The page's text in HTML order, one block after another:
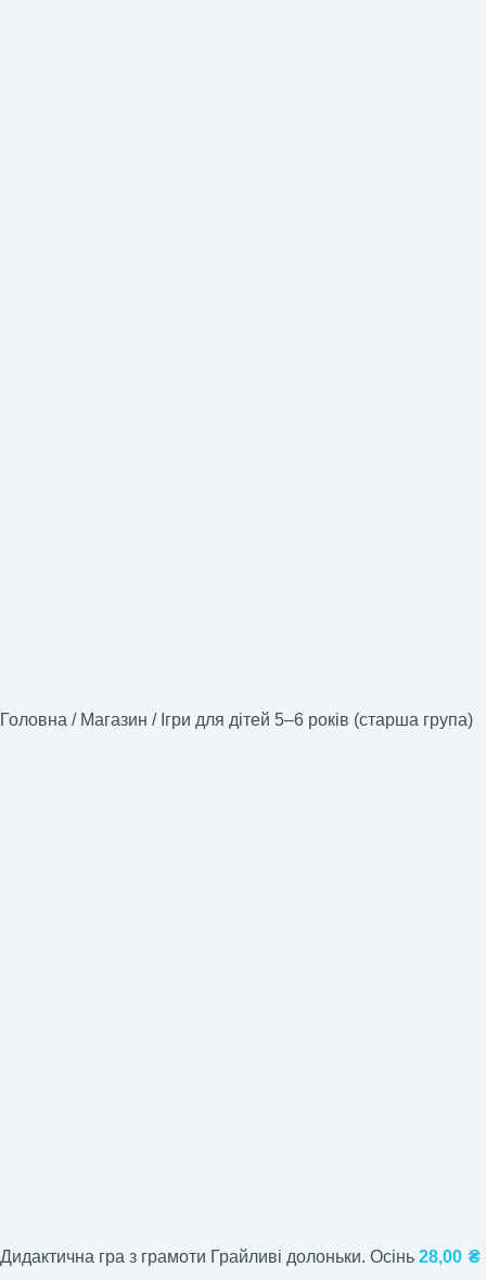
Головна / Магазин / Ігри для дітей 5–6 років (старша група)
Дидактична гра з грамоти Грайливі долоньки. Осінь 28,00 ₴